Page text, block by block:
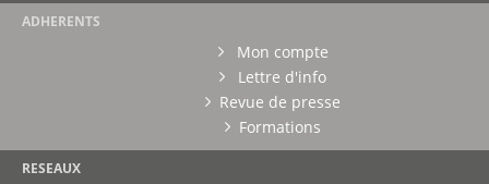
ADHERENTS
Mon compte
Lettre d'info
Revue de presse
Formations
RESEAUX